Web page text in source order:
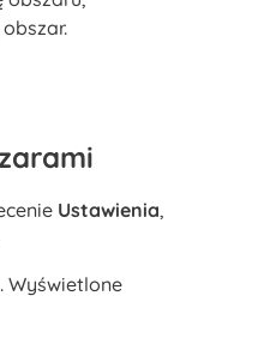
Ustawienia,
Wyświetlone